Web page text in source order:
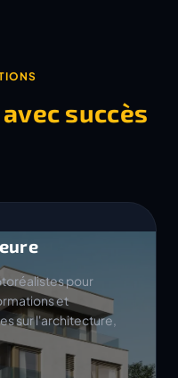
avec succès
pour
et
sur l'architecture,